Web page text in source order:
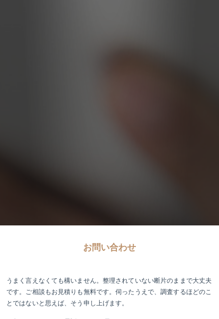
お問い合わせ
うまく言えなくても構いません。整理されていない断片のままで大丈夫
です。ご相談もお見積りも無料です。伺ったうえで、調査するほどのこ
とではないと思えば、そう申し上げます。